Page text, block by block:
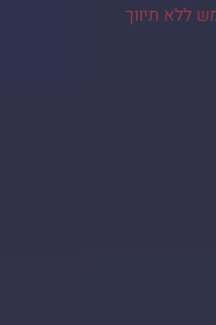
ללא תיווך